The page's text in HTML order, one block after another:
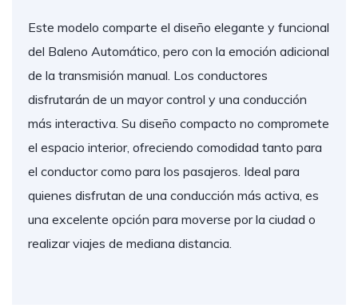
Este modelo comparte el diseño elegante y funcional
del Baleno Automático, pero con la emoción adicional
de la transmisión manual. Los conductores
disfrutarán de un mayor control y una conducción
más interactiva. Su diseño compacto no compromete
el espacio interior, ofreciendo comodidad tanto para
el conductor como para los pasajeros. Ideal para
quienes disfrutan de una conducción más activa, es
una excelente opción para moverse por la ciudad o
realizar viajes de mediana distancia.